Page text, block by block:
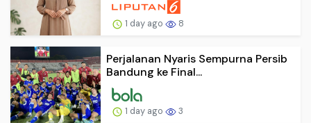
1 day ago 8
Perjalanan Nyaris Sempurna Persib
Bandung ke Final...
1 day ago 3